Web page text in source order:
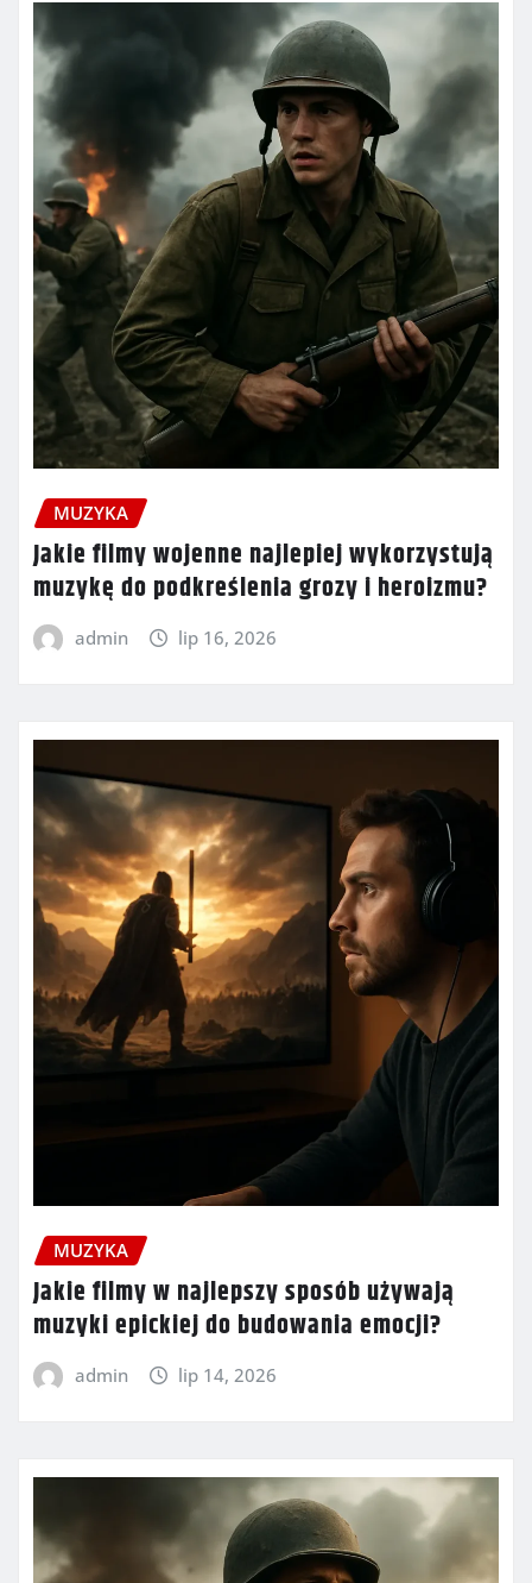
MUZYKA
Jakie filmy wojenne najlepiej wykorzystują
muzykę do podkreślenia grozy i heroizmu?
admin lip 16, 2026
MUZYKA
Jakie filmy w najlepszy sposób używają
muzyki epickiej do budowania emocji?
admin lip 14, 2026